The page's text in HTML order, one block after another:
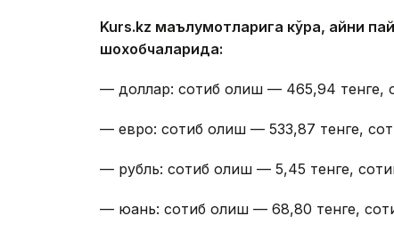
Kurs.kz маълумотларига кўра, айни
шохобчаларида:
— доллар: сотиб олиш — 465,94 тенге,
— евро: сотиб олиш — 533,87 тенге,
— рубль: сотиб олиш — 5,45 тенге,
— юань: сотиб олиш — 68,80 тенге,